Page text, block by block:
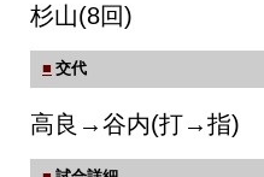
杉山(8回)
■ 交代
高良→谷内(打→指)